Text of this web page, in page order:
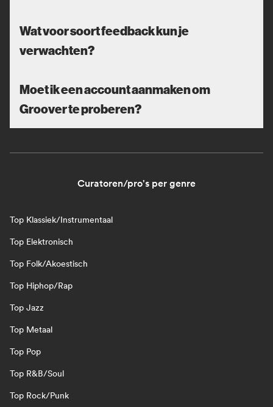
Wat voor soort feedback kun je
verwachten?
Moet ik een account aanmaken om
Groover te proberen?
Curatoren/pro's per genre
Top Klassiek/Instrumentaal
Top Elektronisch
Top Folk/Akoestisch
Top Hiphop/Rap
Top Jazz
Top Metaal
Top Pop
Top R&B/Soul
Top Rock/Punk